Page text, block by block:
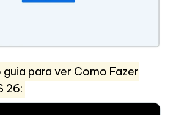
para ver Como Fazer
26: